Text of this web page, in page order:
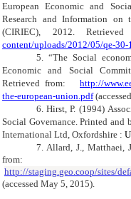
European Economic and
Research and Information on
(CIRIEC), 2012.
content/uploads/2012/05/qe-30-
5. “The Social
Economic and Social
Retrieved from: http://
the-european-union.pdf
6. Hirst, Р. (1994)
Social Governance.Printed and
International Ltd, Oxfordshire :
7. Allard, J., Matthaei,
from:
http://staging.geo.coop/sites/
(accessed May 5, 2015).